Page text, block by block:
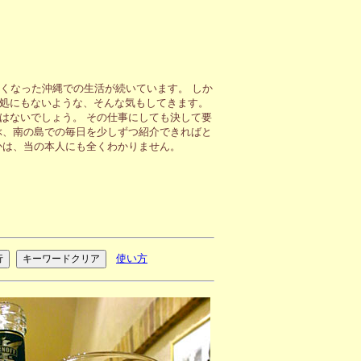
なった沖縄での生活が続いています。 しか
もないような、そんな気もしてきます。
ないでしょう。 その仕事にしても決して要
南の島での毎日を少しずつ紹介できればと
、当の本人にも全くわかりません。
使い方